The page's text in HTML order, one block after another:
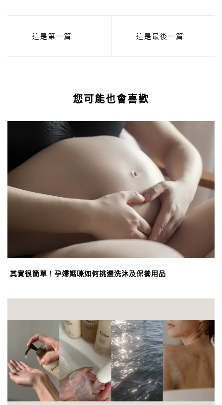
這是第一篇 這是最後一篇
您可能也會喜歡
其實很簡單！孕婦媽咪如何挑選洗沐及保養用品